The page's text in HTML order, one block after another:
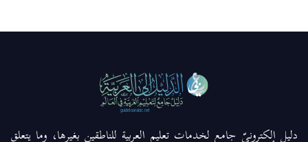
دليل إلكترونيّ جامع لخدمات تعليم العربية للناطقين بغيرها، وما يتعلق